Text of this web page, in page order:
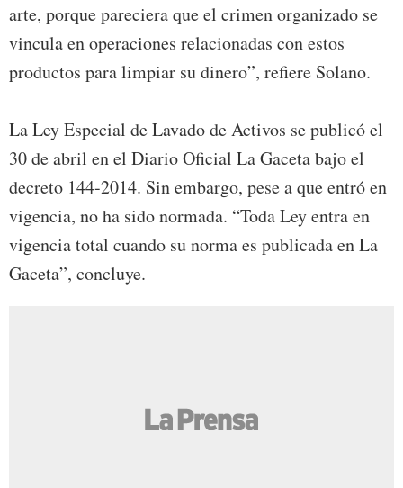
arte, porque pareciera que el crimen organizado se
vincula en operaciones relacionadas con estos
productos para limpiar su dinero”, refiere Solano.
La Ley Especial de Lavado de Activos se publicó el
30 de abril en el Diario Oficial La Gaceta bajo el
decreto 144-2014. Sin embargo, pese a que entró en
vigencia, no ha sido normada. “Toda Ley entra en
vigencia total cuando su norma es publicada en La
Gaceta”, concluye.